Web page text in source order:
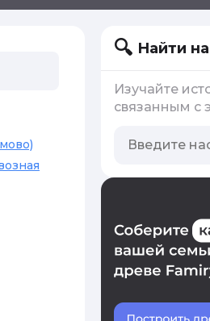
Найти
Изучайте
связанным с